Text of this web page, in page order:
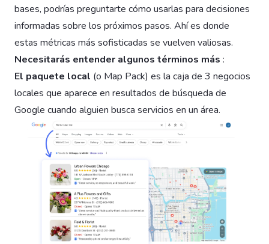
bases, podrías preguntarte cómo usarlas para decisiones
informadas sobre los próximos pasos. Ahí es donde
estas métricas más sofisticadas se vuelven valiosas.
Necesitarás entender algunos términos más :
El paquete local (o Map Pack) es la caja de 3 negocios
locales que aparece en resultados de búsqueda de
Google cuando alguien busca servicios en un área.